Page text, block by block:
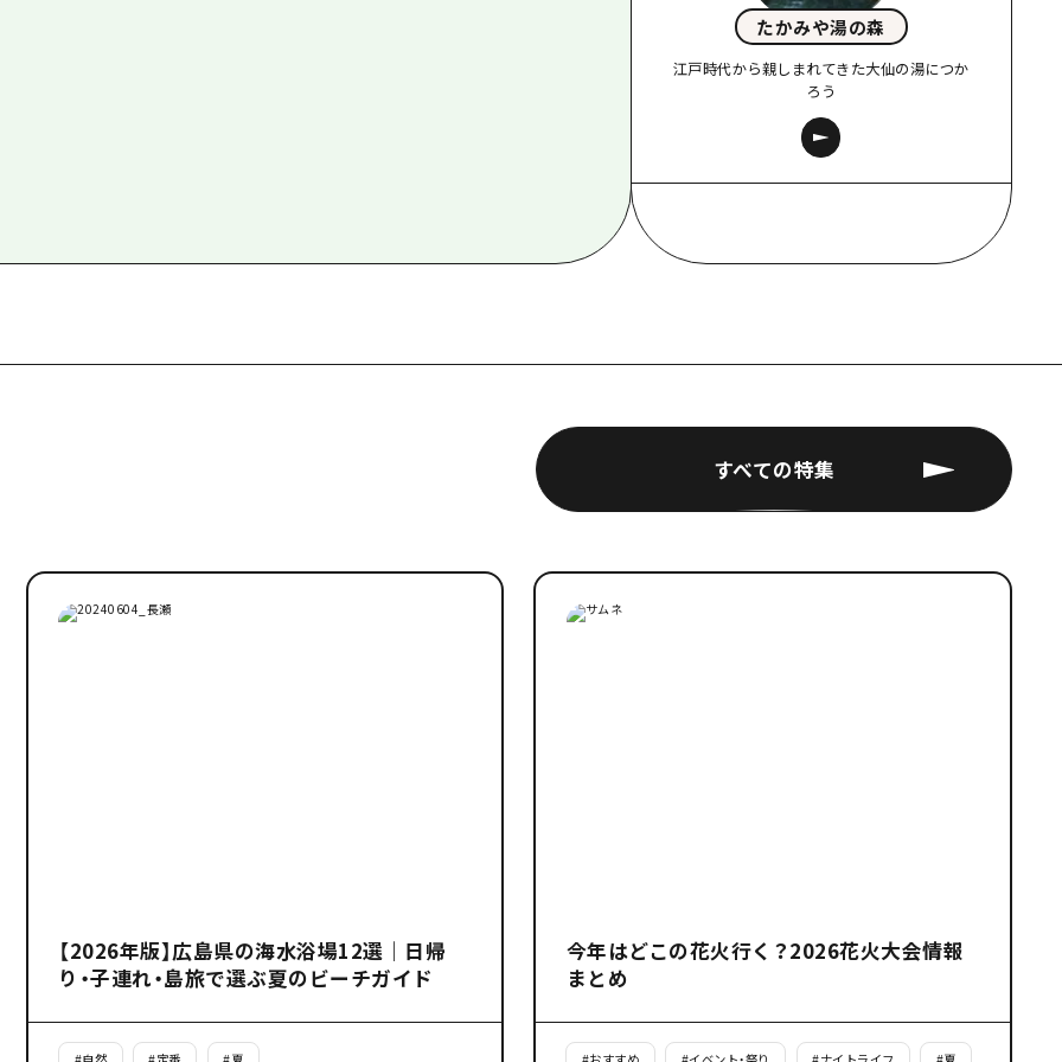
たかみや湯の森
江戸時代から親しまれてきた大仙の湯につか
ろう
すべての特集
【2026年版】広島県の海水浴場12選｜日帰
り・子連れ・島旅で選ぶ夏のビーチガイド
今年はどこの花火行く？2026花火大会情報
まとめ